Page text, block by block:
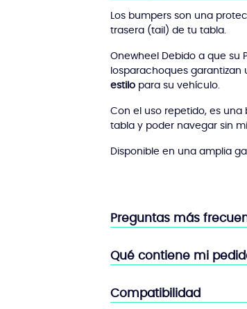
X
Los bumpers son una
trasera (tail) de tu tabla.
Onewheel Debido a que su
losparachoquesgarantizan
estilopara su vehículo.
Con el uso repetido, es
tabla y poder navegar sin
Disponible en una amplia
Preguntas más
Qué contiene mi
Compatibilidad